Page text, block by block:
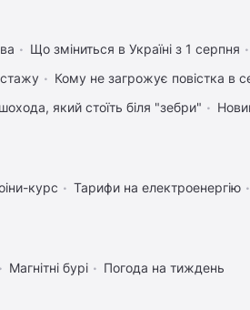
Що зміниться в Україні з 1 серпня
стажу
Кому не загрожує повістка в
який стоїть біля "зебри"
курс
Тарифи на електроенергію
Магнітні бурі Погода на тиждень